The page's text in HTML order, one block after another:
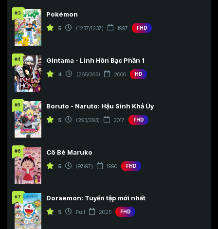
#3 Pokémon
5 (1237/1237) 1997 FHD
#4 Gintama - Linh Hồn Bạc Phần 1
4 (265/265) 2006 HD
#5 Boruto - Naruto: Hậu Sinh Khả Úy
5 (293/293) 2017 FHD
#6 Cô Bé Maruko
5 (97/97) 1990 FHD
#7 Doraemon: Tuyển tập mới nhất
5 Full 2025 FHD